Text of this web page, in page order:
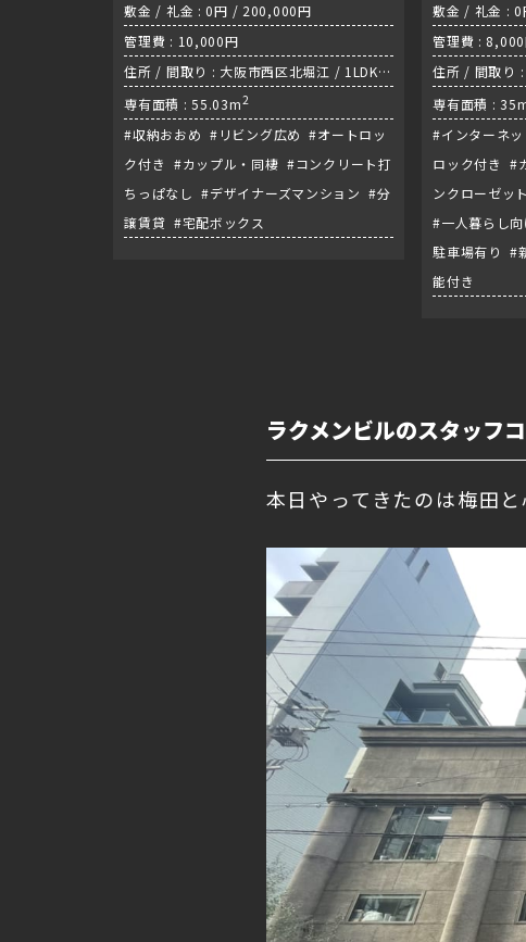
敷金 / 礼金 : 0円 / 200,000円
管理費 : 10,000円
住所 / 間取り : 大阪市西区北堀江 / 1LDK /
四ツ橋線『四ツ橋駅』
専有面積 : 55.03m2
#収納おおめ #リビング広め #オートロッ
ク付き #カップル・同棲 #コンクリート打
ちっぱなし #デザイナーズマンション #分
譲賃貸 #宅配ボックス
敷金 / 礼金 :
管理費 :
住所 / 間取り
中央線『阿波座
専有面積 :
#インターネ
ロック付き #
ンクローゼッ
#一人暮らし
駐車場有り #
能付き
ラクメンビルのスタッフ
本日やってきたのは梅田